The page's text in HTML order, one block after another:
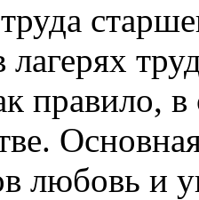
правило, в
любовь и